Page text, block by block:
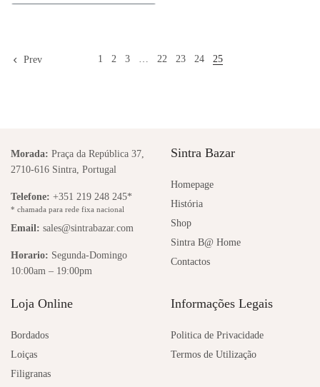
Prev 1 2 3 … 22 23 24 25
Morada: Praça da República 37,
2710-616 Sintra, Portugal
Telefone: +351 219 248 245*
* chamada para rede fixa nacional
Email: sales@sintrabazar.com
Horario: Segunda-Domingo
10:00am – 19:00pm
Sintra Bazar
Homepage
História
Shop
Sintra B@ Home
Contactos
Loja Online
Bordados
Loiças
Filigranas
Informações Legais
Politica de Privacidade
Termos de Utilização